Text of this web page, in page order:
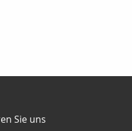
Sie uns